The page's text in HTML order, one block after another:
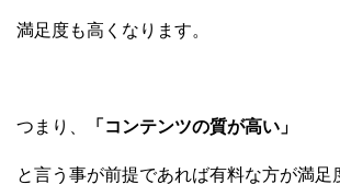
満足度も高くなります。
つまり、 「コンテンツの質が高い」
と言う事が前提であれば有料な方が満足